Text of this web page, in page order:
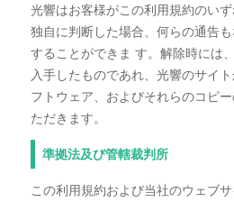
光響はお客様がこの利用規約のい
独自に判断した場合、何らの通告
することができま す。解除時には
入手したものであれ、光響のサイ
フトウェア、およびそれらのコピ
ただきます。
準拠法及び管轄裁判所
この利用規約および当社のウェブ